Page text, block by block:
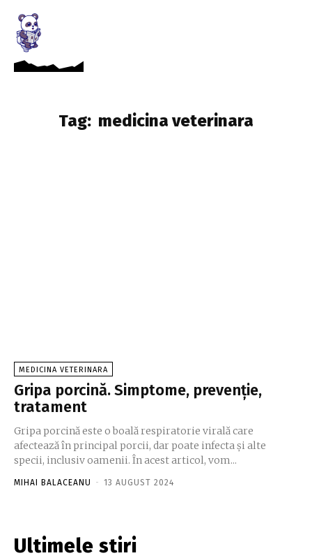
Tag: medicina veterinara
MEDICINA VETERINARA
Gripa porcină. Simptome, prevenție,
tratament
Gripa porcină este o boală respiratorie virală care
afectează în principal porcii, dar poate infecta și alte
specii, inclusiv oamenii. În acest articol, vom...
MIHAI BALACEANU - 13 AUGUST 2024
Ultimele stiri